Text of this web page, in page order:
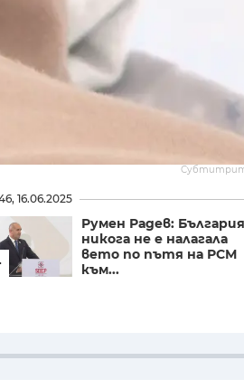
16.06.2025
Румен Радев: България
никога не е налагала
вето по пътя на РСМ
към...